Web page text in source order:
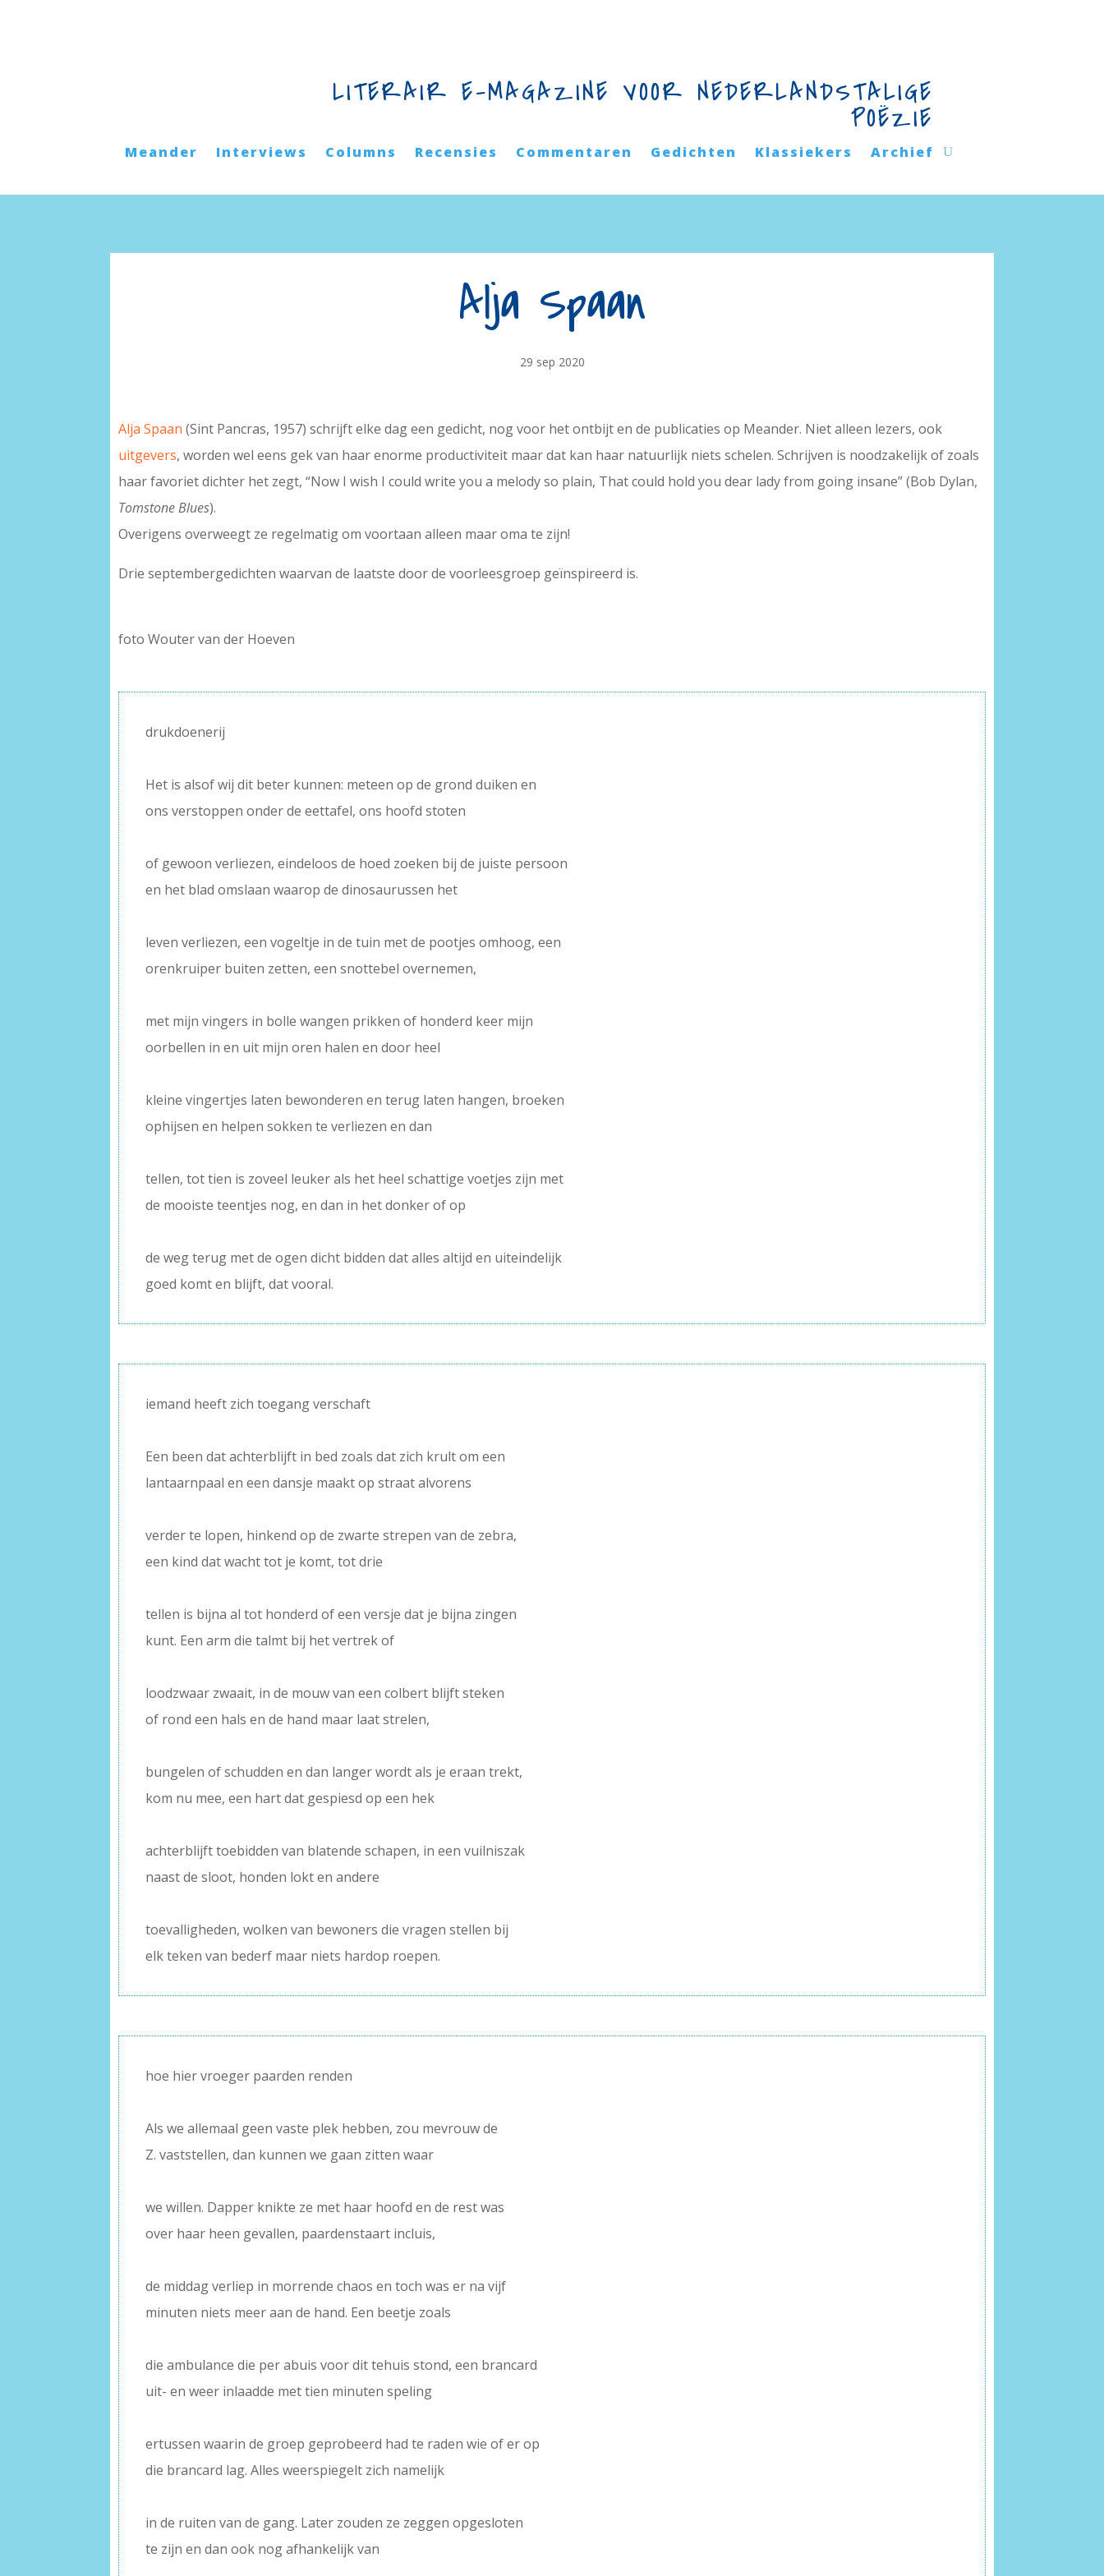
LITERAIR E-MAGAZINE VOOR NEDERLANDSTALIGE
POËZIE
Meander Interviews Columns Recensies Commentaren Gedichten Klassiekers Archief
Alja Spaan
29 sep 2020
Alja Spaan (Sint Pancras, 1957) schrijft elke dag een gedicht, nog voor het ontbijt en de publicaties op Meander. Niet alleen lezers, ook
uitgevers, worden wel eens gek van haar enorme productiviteit maar dat kan haar natuurlijk niets schelen. Schrijven is noodzakelijk of zoals
haar favoriet dichter het zegt, “Now I wish I could write you a melody so plain, That could hold you dear lady from going insane” (Bob Dylan,
Tomstone Blues).
Overigens overweegt ze regelmatig om voortaan alleen maar oma te zijn!
Drie septembergedichten waarvan de laatste door de voorleesgroep geïnspireerd is.
foto Wouter van der Hoeven
drukdoenerij
Het is alsof wij dit beter kunnen: meteen op de grond duiken en
ons verstoppen onder de eettafel, ons hoofd stoten
of gewoon verliezen, eindeloos de hoed zoeken bij de juiste persoon
en het blad omslaan waarop de dinosaurussen het
leven verliezen, een vogeltje in de tuin met de pootjes omhoog, een
orenkruiper buiten zetten, een snottebel overnemen,
met mijn vingers in bolle wangen prikken of honderd keer mijn
oorbellen in en uit mijn oren halen en door heel
kleine vingertjes laten bewonderen en terug laten hangen, broeken
ophijsen en helpen sokken te verliezen en dan
tellen, tot tien is zoveel leuker als het heel schattige voetjes zijn met
de mooiste teentjes nog, en dan in het donker of op
de weg terug met de ogen dicht bidden dat alles altijd en uiteindelijk
goed komt en blijft, dat vooral.
iemand heeft zich toegang verschaft
Een been dat achterblijft in bed zoals dat zich krult om een
lantaarnpaal en een dansje maakt op straat alvorens
verder te lopen, hinkend op de zwarte strepen van de zebra,
een kind dat wacht tot je komt, tot drie
tellen is bijna al tot honderd of een versje dat je bijna zingen
kunt. Een arm die talmt bij het vertrek of
loodzwaar zwaait, in de mouw van een colbert blijft steken
of rond een hals en de hand maar laat strelen,
bungelen of schudden en dan langer wordt als je eraan trekt,
kom nu mee, een hart dat gespiesd op een hek
achterblijft toebidden van blatende schapen, in een vuilniszak
naast de sloot, honden lokt en andere
toevalligheden, wolken van bewoners die vragen stellen bij
elk teken van bederf maar niets hardop roepen.
hoe hier vroeger paarden renden
Als we allemaal geen vaste plek hebben, zou mevrouw de
Z. vaststellen, dan kunnen we gaan zitten waar
we willen. Dapper knikte ze met haar hoofd en de rest was
over haar heen gevallen, paardenstaart incluis,
de middag verliep in morrende chaos en toch was er na vijf
minuten niets meer aan de hand. Een beetje zoals
die ambulance die per abuis voor dit tehuis stond, een brancard
uit- en weer inlaadde met tien minuten speling
ertussen waarin de groep geprobeerd had te raden wie of er op
die brancard lag. Alles weerspiegelt zich namelijk
in de ruiten van de gang. Later zouden ze zeggen opgesloten
te zijn en dan ook nog afhankelijk van